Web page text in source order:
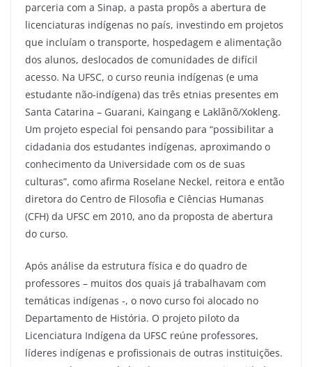
parceria com a Sinap, a pasta propôs a abertura de
licenciaturas indígenas no país, investindo em projetos
que incluíam o transporte, hospedagem e alimentação
dos alunos, deslocados de comunidades de difícil
acesso. Na UFSC, o curso reunia indígenas (e uma
estudante não-indígena) das três etnias presentes em
Santa Catarina – Guarani, Kaingang e Laklãnõ/Xokleng.
Um projeto especial foi pensando para “possibilitar a
cidadania dos estudantes indígenas, aproximando o
conhecimento da Universidade com os de suas
culturas”, como afirma Roselane Neckel, reitora e então
diretora do Centro de Filosofia e Ciências Humanas
(CFH) da UFSC em 2010, ano da proposta de abertura
do curso.
Após análise da estrutura física e do quadro de
professores – muitos dos quais já trabalhavam com
temáticas indígenas -, o novo curso foi alocado no
Departamento de História. O projeto piloto da
Licenciatura Indígena da UFSC reúne professores,
líderes indígenas e profissionais de outras instituições.